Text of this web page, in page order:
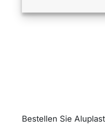
Bestellen Sie